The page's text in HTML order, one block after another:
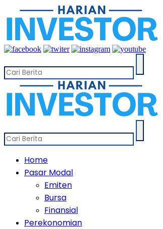
Home
Pasar Modal
Emiten
Bursa
Finansial
Perekonomian